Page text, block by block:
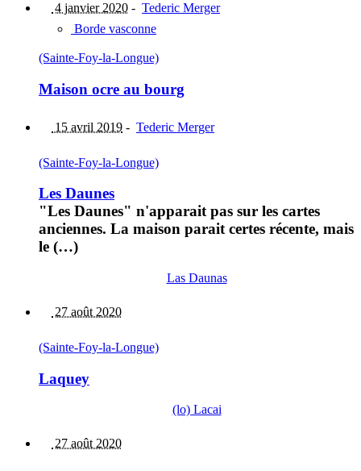
4 janvier 2020 - Tederic Merger
Borde vasconne
(Sainte-Foy-la-Longue)
Maison ocre au bourg
15 avril 2019 - Tederic Merger
(Sainte-Foy-la-Longue)
Les Daunes
"Les Daunes" n'apparait pas sur les cartes
anciennes. La maison parait certes récente, mais
le (…)
Las Daunas
27 août 2020
(Sainte-Foy-la-Longue)
Laquey
(lo) Lacai
27 août 2020